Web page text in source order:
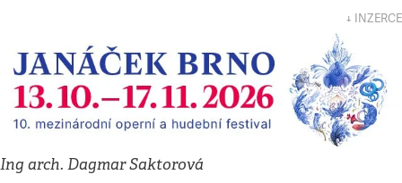
↓ INZERCE
Ing arch. Dagmar Saktorová